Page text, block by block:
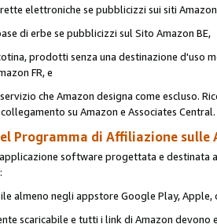
elettroniche se pubblicizzi sui siti Amazon
di erbe se pubblicizzi sul Sito Amazon BE,
prodotti senza una destinazione d'uso
FR, e
che Amazon designa come escluso.
su Amazon e Associates Central.
Programma di Affiliazione
software progettata e
almeno negli appstore Google Play, Apple,
scaricabile e tutti i link di Amazon devono